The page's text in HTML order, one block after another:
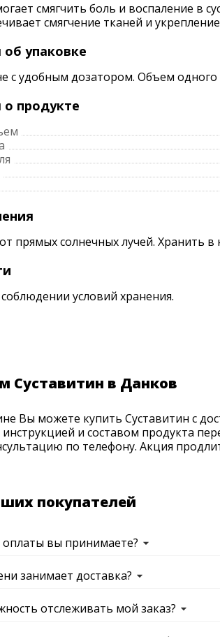
смягчить боль и воспаление в
смягчение тканей и
упаковке
с удобным дозатором. Объем
продукте
прямых солнечных лучей. Хранить в
условий хранения.
Суставитин в Данков
Вы можете купить Суставитин с
и составом продукта
по телефону. Акция
покупателей
оплаты вы принимаете?
занимает доставка?
отслеживать мой заказ?